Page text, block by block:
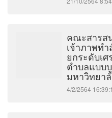
คณะสารส
เจ้าภาพท
ยกระดับเ
ตำบลแบบ
มหาวิทยา
4/2/2564